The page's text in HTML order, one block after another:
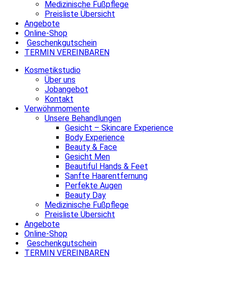
Medizinische Fußpflege
Preisliste Übersicht
Angebote
Online-Shop
Geschenkgutschein
TERMIN VEREINBAREN
Kosmetikstudio
Über uns
Jobangebot
Kontakt
Verwöhnmomente
Unsere Behandlungen
Gesicht – Skincare Experience
Body Experience
Beauty & Face
Gesicht Men
Beautiful Hands & Feet
Sanfte Haarentfernung
Perfekte Augen
Beauty Day
Medizinische Fußpflege
Preisliste Übersicht
Angebote
Online-Shop
Geschenkgutschein
TERMIN VEREINBAREN